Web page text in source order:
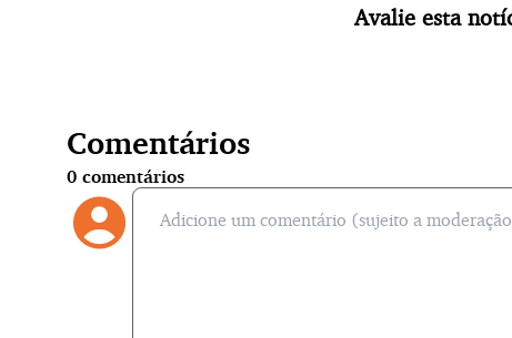
Avalie esta
Comentários
0 comentários